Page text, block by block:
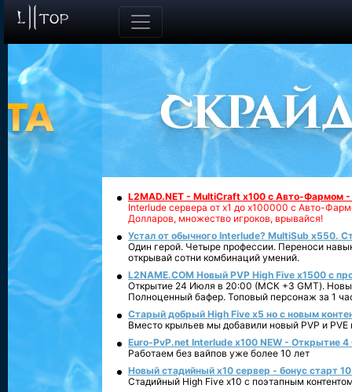
L2MAD.NET - MultiCraft x100 с Авто-Фармом
Interlude сервера от х1 до х100000 с Авто-
Долларов, множество игроков, врывайся!
Устал от обычного Interlude? MultiSub x550.
Один герой. Четыре профессии. Переноси
открывай сотни комбинаций умений.
L2NAME.COM Новый PVP High Five x1500 с
Открытие 24 Июля в 20:00 (МСК +3 GMT).
Полноценный бафер. Топовый персонаж за 1
Старый добрый High Five x5 но с новым
Вместо крыльев мы добавили новый PVP и PVE
Euro-PvP.net Interlude х100 NEW - Открытие 4
Работаем без вайпов уже более 10 лет
Новый стадийный х10 сервер - бонус старт
Стадийный High Five x10 с поэтапным